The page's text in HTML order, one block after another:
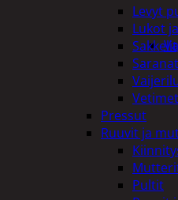
Levyt
Lukot
Saranat
Pressut
Ruuvit ja
Pultit